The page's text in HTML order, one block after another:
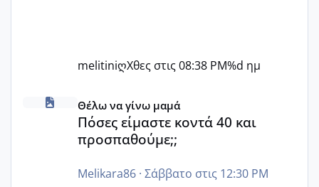
melitiniღΧθες στις 08:38 PM%d ημ
Πόσες είμαστε κοντά 40 και προσπαθούμε;;
Θέλω να γίνω μαμά
Πόσες είμαστε κοντά 40 και
προσπαθούμε;;
Melikara86· Σάββατο στις 12:30 PM